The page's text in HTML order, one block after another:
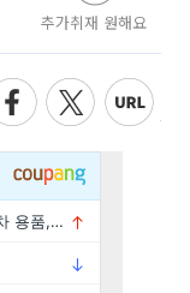
추가취재 원해요